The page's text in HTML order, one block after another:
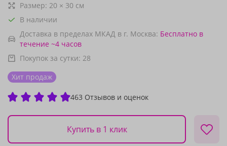
Размер: 20 × 30 см
В наличии
Доставка в пределах МКАД в г. Москва: Бесплатно в
течение ~4 часов
Покупок за сутки: 28
Хит продаж
463 Отзывов и оценок
Купить в 1 клик